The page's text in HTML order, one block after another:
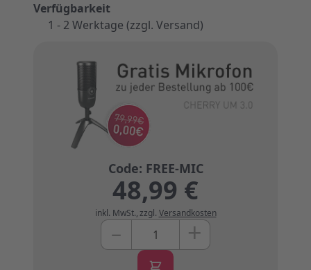
Verfügbarkeit
1 - 2 Werktage (zzgl. Versand)
48,99 €
inkl. MwSt.,zzgl. Versandkosten
Menge
– +